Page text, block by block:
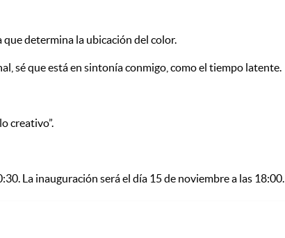
determina la ubicación del color.
sé que está en sintonía conmigo, como el tiempo latente.
creativo”.
La inauguración será el día 15 de noviembre a las 18:00.